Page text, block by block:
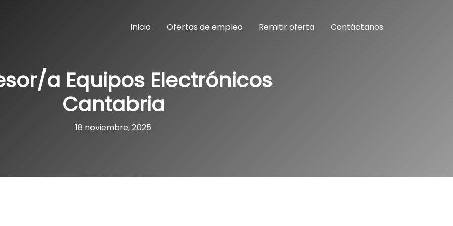
Inicio Ofertas de empleo Remitir oferta Contáctanos
a Equipos Electrónicos
Cantabria
18 noviembre, 2025